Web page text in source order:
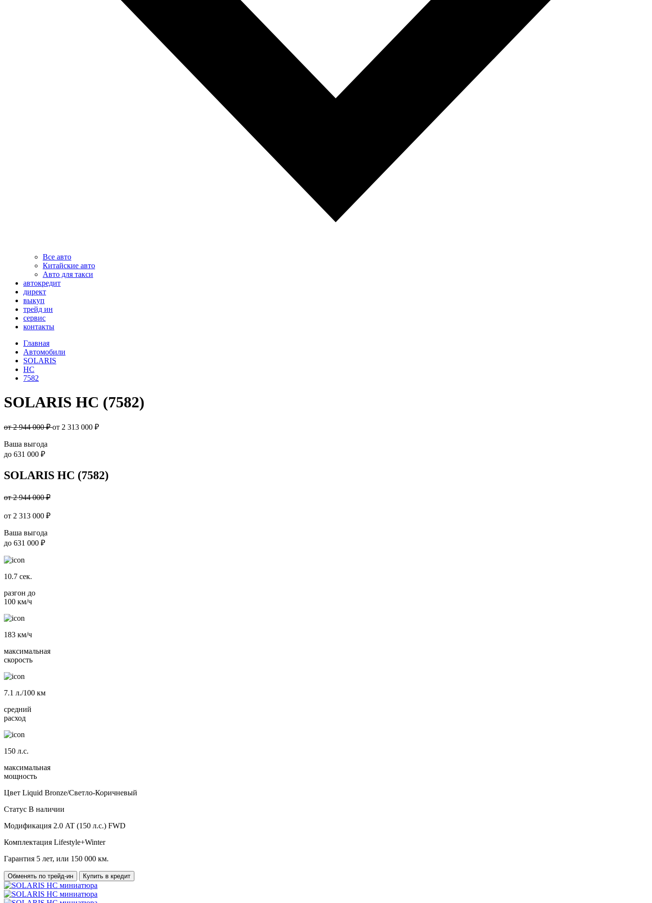
Все авто
Китайские авто
Авто для такси
автокредит
директ
выкуп
трейд ин
сервис
контакты
Главная
Автомобили
SOLARIS
HC
7582
SOLARIS HC (7582)
от 2 944 000 ₽от 2 313 000 ₽
Ваша выгода
до 631 000 ₽
SOLARIS HC (7582)
от 2 944 000 ₽
от 2 313 000 ₽
Ваша выгода
до 631 000 ₽
10.7 сек.
разгон до
100 км/ч
183 км/ч
максимальная
скорость
7.1 л./100 км
средний
расход
150 л.с.
максимальная
мощность
Цвет Liquid Bronze/Светло-Коричневый
Статус В наличии
Модификация 2.0 AT (150 л.с.) FWD
Комплектация Lifestyle+Winter
Гарантия 5 лет, или 150 000 км.
Обменять по трейд-ин Купить в кредит